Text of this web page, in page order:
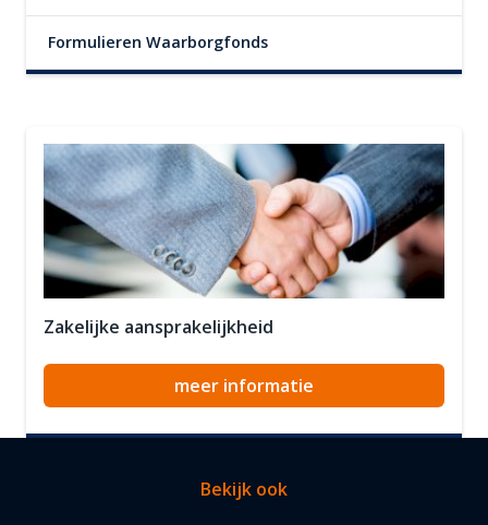
Formulieren Waarborgfonds
Zakelijke aansprakelijkheid
meer informatie
Bekijk ook